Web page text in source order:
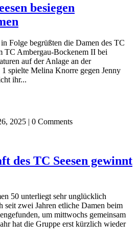
besiegen
Folge begrüßten die Damen des TC
TC Ambergau-Bockenem II bei
auf der Anlage an der
spielte Melina Knorre gegen Jenny
ihr...
2025 | 0 Comments
des TC Seesen gewinnt
50 unterliegt sehr unglücklich
seit zwei Jahren etliche Damen beim
um mittwochs gemeinsam
hat die Gruppe erst kürzlich wieder